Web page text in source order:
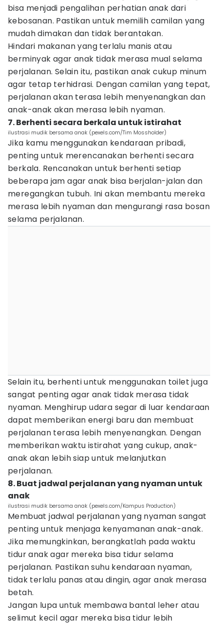
bisa menjadi pengalihan perhatian anak dari
kebosanan. Pastikan untuk memilih camilan yang
mudah dimakan dan tidak berantakan.
Hindari makanan yang terlalu manis atau
berminyak agar anak tidak merasa mual selama
perjalanan. Selain itu, pastikan anak cukup minum
agar tetap terhidrasi. Dengan camilan yang tepat,
perjalanan akan terasa lebih menyenangkan dan
anak-anak akan merasa lebih nyaman.
7. Berhenti secara berkala untuk istirahat
ilustrasi mudik bersama anak (pexels.com/Tim Mossholder)
Jika kamu menggunakan kendaraan pribadi,
penting untuk merencanakan berhenti secara
berkala. Rencanakan untuk berhenti setiap
beberapa jam agar anak bisa berjalan-jalan dan
meregangkan tubuh. Ini akan membantu mereka
merasa lebih nyaman dan mengurangi rasa bosan
selama perjalanan.
Selain itu, berhenti untuk menggunakan toilet juga
sangat penting agar anak tidak merasa tidak
nyaman. Menghirup udara segar di luar kendaraan
dapat memberikan energi baru dan membuat
perjalanan terasa lebih menyenangkan. Dengan
memberikan waktu istirahat yang cukup, anak-
anak akan lebih siap untuk melanjutkan
perjalanan.
8. Buat jadwal perjalanan yang nyaman untuk
anak
ilustrasi mudik bersama anak (pexels.com/Kampus Production)
Membuat jadwal perjalanan yang nyaman sangat
penting untuk menjaga kenyamanan anak-anak.
Jika memungkinkan, berangkatlah pada waktu
tidur anak agar mereka bisa tidur selama
perjalanan. Pastikan suhu kendaraan nyaman,
tidak terlalu panas atau dingin, agar anak merasa
betah.
Jangan lupa untuk membawa bantal leher atau
selimut kecil agar mereka bisa tidur lebih